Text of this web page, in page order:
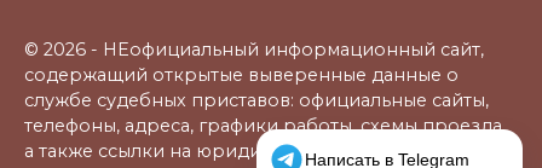
© 2026 - НЕофициальный информационный сайт,
содержащий открытые выверенные данные о
службе судебных приставов: официальные сайты,
телефоны, адреса, графики работы, схемы проезда,
а также ссылки на юридические фирмы. В